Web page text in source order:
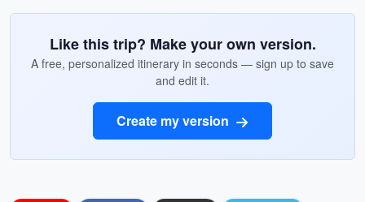
Like this trip? Make your own version.
A free, personalized itinerary in seconds — sign up to save
and edit it.
Create my version